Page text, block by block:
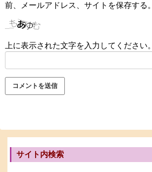
前、メールアドレス、サイトを保存する。
上に表示された文字を入力してください。
サイト内検索